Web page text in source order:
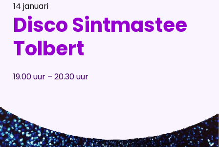
14 januari
Disco Sintmastee
Tolbert
19.00 uur – 20.30 uur